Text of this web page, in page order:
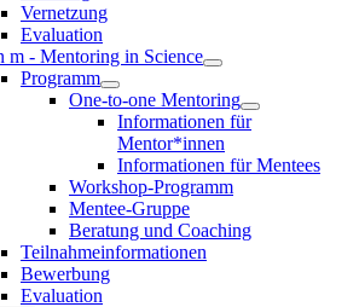
Vernetzung
Evaluation
m - Mentoring in Science
Programm
One-to-one Mentoring
Informationen für
Mentor*innen
Informationen für Mentees
Workshop-Programm
Mentee-Gruppe
Beratung und Coaching
Teilnahmeinformationen
Bewerbung
Evaluation